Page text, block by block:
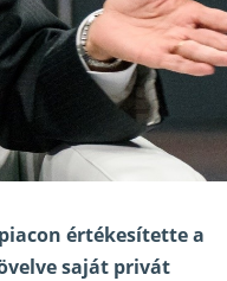
értékesítette a
saját privát